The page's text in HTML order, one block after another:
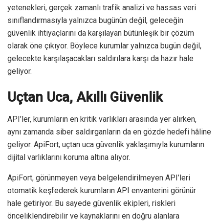
yetenekleri, gerçek zamanlı trafik analizi ve hassas veri
sınıflandırmasıyla yalnızca bugünün değil, geleceğin
güvenlik ihtiyaçlarını da karşılayan bütünleşik bir çözüm
olarak öne çıkıyor. Böylece kurumlar yalnızca bugün değil,
gelecekte karşılaşacakları saldırılara karşı da hazır hale
geliyor.
Uçtan Uca, Akıllı Güvenlik
API’ler, kurumların en kritik varlıkları arasında yer alırken,
aynı zamanda siber saldırganların da en gözde hedefi hâline
geliyor. ApiFort, uçtan uca güvenlik yaklaşımıyla kurumların
dijital varlıklarını koruma altına alıyor.
ApiFort, görünmeyen veya belgelendirilmeyen API’leri
otomatik keşfederek kurumların API envanterini görünür
hale getiriyor. Bu sayede güvenlik ekipleri, riskleri
önceliklendirebilir ve kaynaklarını en doğru alanlara